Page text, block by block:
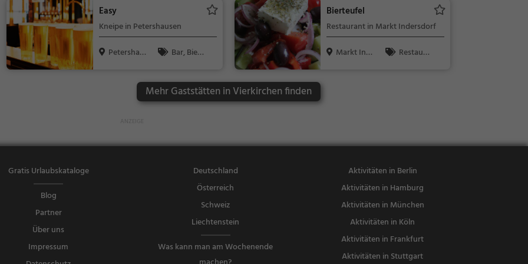
ch, Pizza, Eur
etarisch, Me
Easy
Kneipe in Petershausen
Petershau
Bar, Bier,
/ Getränke
Bierteufel
Restaurant in Markt Indersdorf
Markt Ind
Restaura
Mehr Gaststätten in Vierkirchen finden
Gratis Urlaubskataloge
Blog
Partner
Über uns
Impressum
Deutschland
Österreich
Schweiz
Liechtenstein
Was kann man am Wochenende
Aktivitäten in Berlin
Aktivitäten in Hamburg
Aktivitäten in München
Aktivitäten in Köln
Aktivitäten in Frankfurt
Aktivitäten in Stuttgart